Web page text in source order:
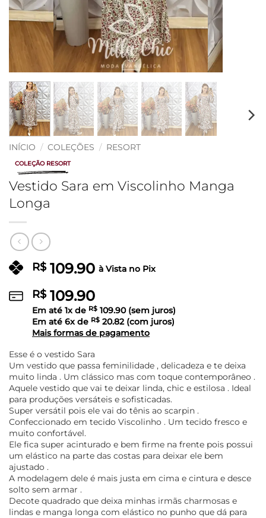
INÍCIO / COLEÇÕES / RESORT
COLEÇÃO RESORT
Vestido Sara em Viscolinho Manga
Longa
R$109.90 à Vista no Pix
R$109.90
Em até 1x de R$ 109.90(sem juros)
Em até 6x de R$ 20.82(com juros)
Mais formas de pagamento
Esse é o vestido Sara
Um vestido que passa feminilidade , delicadeza e te deixa
muito linda . Um clássico mas com toque contemporâneo .
Aquele vestido que vai te deixar linda, chic e estilosa . Ideal
para produções versáteis e sofisticadas.
Super versátil pois ele vai do tênis ao scarpin .
Confeccionado em tecido Viscolinho . Um tecido fresco e
muito confortável.
Ele fica super acinturado e bem firme na frente pois possui
um elástico na parte das costas para deixar ele bem
ajustado .
A modelagem dele é mais justa em cima e cintura e desce
solto sem armar .
Decote quadrado que deixa minhas irmãs charmosas e
lindas e manga longa com elástico no punho que dá para